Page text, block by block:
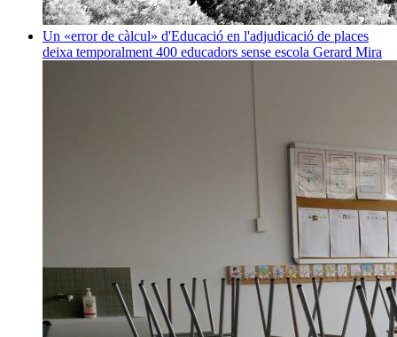
Un «error de càlcul» d'Educació en l'adjudicació de places
deixa temporalment 400 educadors sense escola Gerard Mira